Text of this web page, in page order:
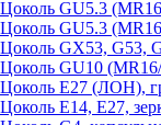
Цоколь GU5.3
Цоколь GU5.3
Цоколь GX53, G53,
Цоколь GU10
Цоколь Е27 (ЛОН),
Цоколь Е14, Е27,